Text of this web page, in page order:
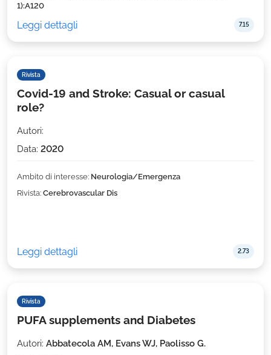
7.15
1):A120
Leggi dettagli
Rivista
2.73
Covid-19 and Stroke: Casual or casual
role?
Autori:
Data: 2020
Ambito di interesse: Neurologia/Emergenza
Rivista: Cerebrovascular Dis
Leggi dettagli
Rivista
PUFA supplements and Diabetes
Autori: Abbatecola AM, Evans WJ, Paolisso G.